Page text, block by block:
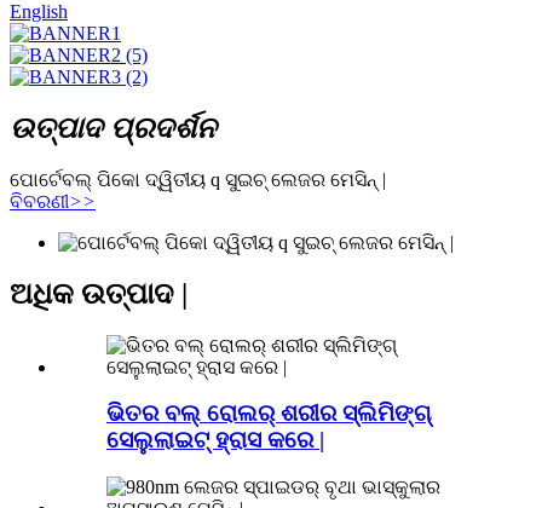
English
ଉତ୍ପାଦ ପ୍ରଦର୍ଶନ
ପୋର୍ଟେବଲ୍ ପିକୋ ଦ୍ୱିତୀୟ q ସୁଇଚ୍ ଲେଜର ମେସିନ୍ |
ବିବରଣୀ>>
ଅଧିକ ଉତ୍ପାଦ |
ଭିତର ବଲ୍ ରୋଲର୍ ଶରୀର ସ୍ଲିମିଙ୍ଗ୍
ସେଲୁଲାଇଟ୍ ହ୍ରାସ କରେ |